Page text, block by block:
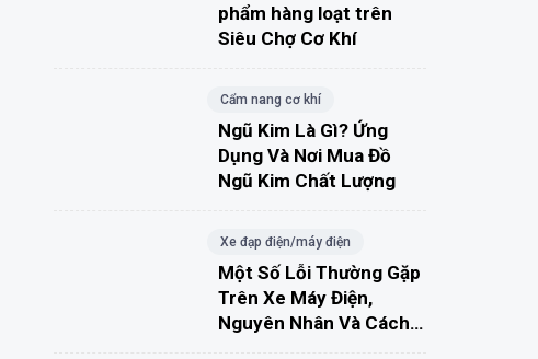
phẩm hàng loạt trên
Siêu Chợ Cơ Khí
Cẩm nang cơ khí
Ngũ Kim Là Gì? Ứng
Dụng Và Nơi Mua Đồ
Ngũ Kim Chất Lượng
Xe đạp điện/máy điện
Một Số Lỗi Thường Gặp
Trên Xe Máy Điện,
Nguyên Nhân Và Cách